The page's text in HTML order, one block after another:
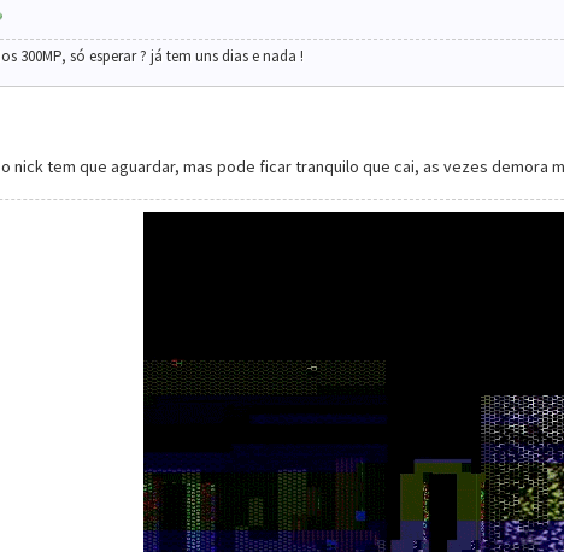
300MP, só esperar ? já tem uns dias e nada !
nick tem que aguardar, mas pode ficar tranquilo que cai, as vezes demora